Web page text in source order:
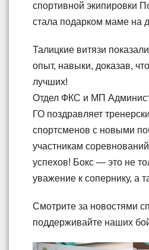
спортивной экипировки
стала подарком маме на
Талицкие витязи
опыт, навыки, доказав,
лучших!
Отдел ФКС и МП
ГО поздравляет
спортсменов с новыми
участникам
успехов! Бокс — это не
уважение к сопернику, а
Смотрите за новостями
поддерживайте наших